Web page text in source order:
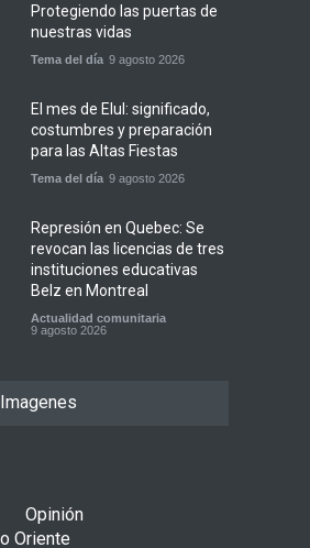
Protegiendo las puertas de
nuestras vidas
Tema del día 9 agosto 2026
El mes de Elul: significado,
costumbres y preparación
para las Altas Fiestas
Tema del día 9 agosto 2026
Represión en Quebec: Se
revocan las licencias de tres
instituciones educativas
Belz en Montreal
Actualidad comunitaria
9 agosto 2026
Opinión
Oriente